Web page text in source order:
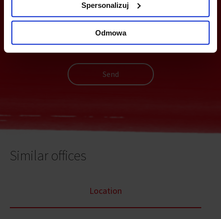
Spersonalizuj
Odmowa
Send
Similar offices
Location